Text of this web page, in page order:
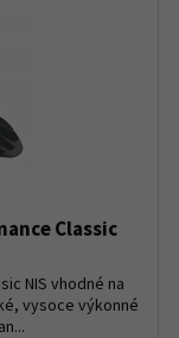
Classic
NIS vhodné na
vysoce výkonné